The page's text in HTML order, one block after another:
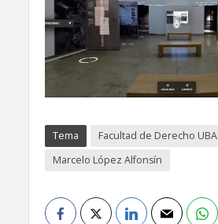
Tema
Facultad de Derecho UBA
Marcelo López Alfonsín